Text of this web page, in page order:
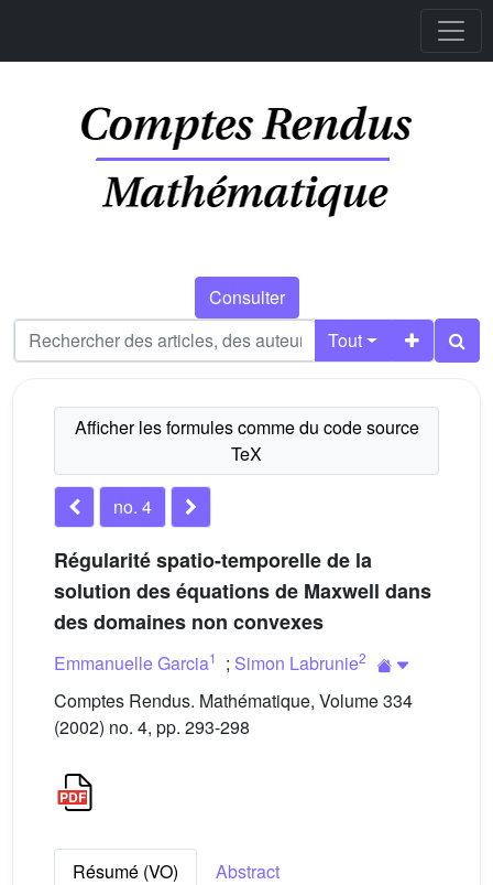
Consulter
Tout
no. 4
Régularité spatio-temporelle de la
solution des équations de Maxwell dans
des domaines non convexes
Emmanuelle Garcia1 ; Simon Labrunie2
Comptes Rendus. Mathématique, Volume 334
(2002) no. 4, pp. 293-298
Résumé (VO)
Abstract